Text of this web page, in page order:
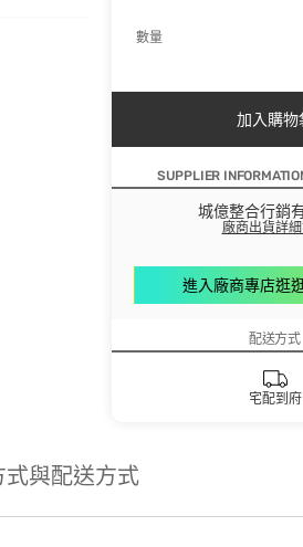
數量
加入購物
SUPPLIER
城億整合行銷
廠商出貨詳
進入廠商專店逛
配送方式
宅配到府
式與配送方式